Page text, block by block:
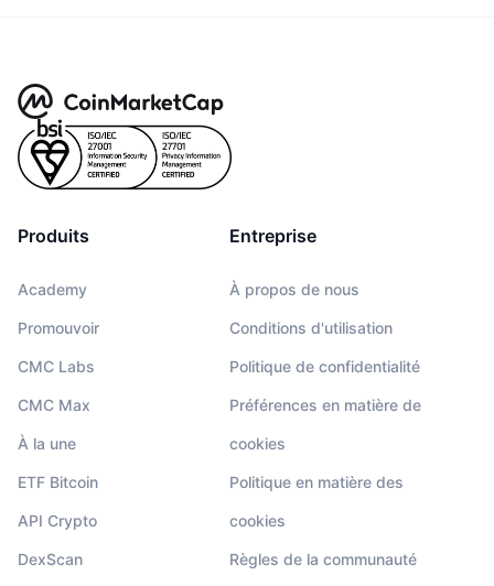
Produits
Academy
Promouvoir
CMC Labs
CMC Max
À la une
ETF Bitcoin
API Crypto
DexScan
Entreprise
À propos de nous
Conditions d'utilisation
Politique de confidentialité
Préférences en matière de
cookies
Politique en matière des
cookies
Règles de la communauté